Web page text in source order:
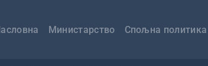
Министарство Спољна политика